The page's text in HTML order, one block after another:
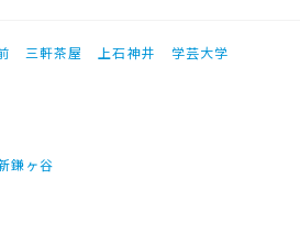
三軒茶屋 上石神井
学芸大学
鎌ヶ谷